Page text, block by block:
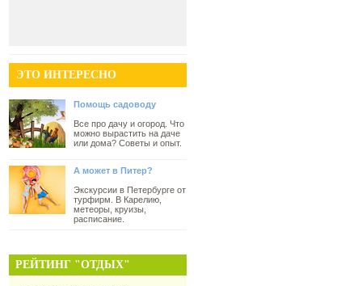
ЭТО ИНТЕРЕСНО
Помощь садоводу
Все про дачу и огород. Что
можно вырастить на даче
или дома? Советы и опыт.
А может в Питер?
Экскурсии в Петербурге от
турфирм. В Карелию,
метеоры, круизы,
расписание.
РЕЙТИНГ "ОТДЫХ"